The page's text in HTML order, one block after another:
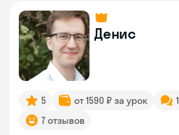
Денис
5 от 1590 ₽ за урок
7 отзывов